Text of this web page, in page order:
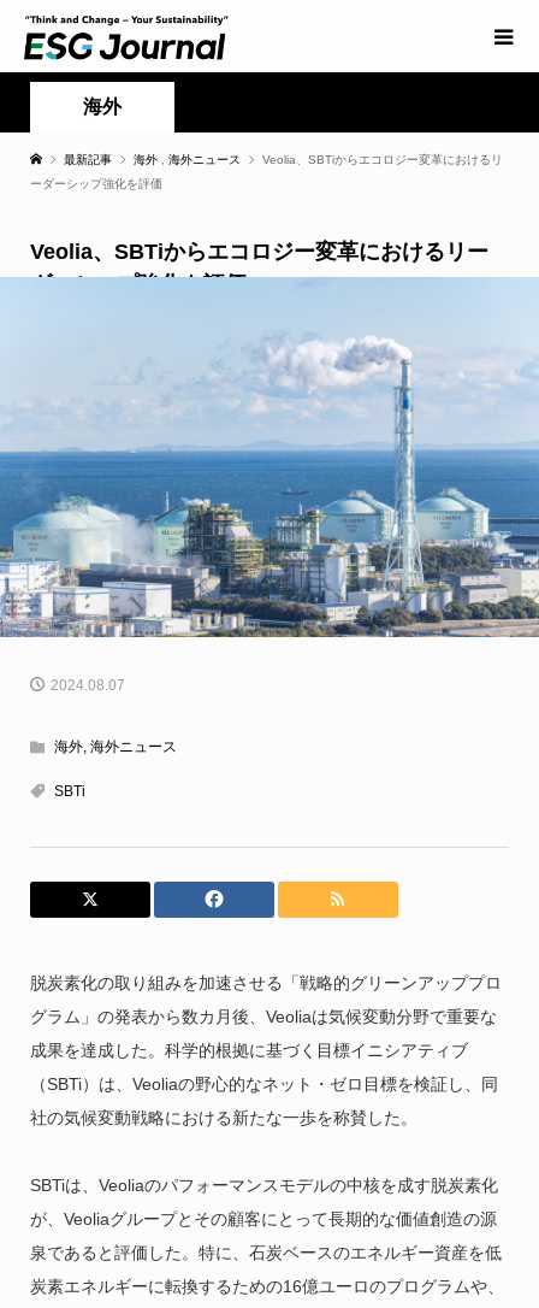
海外
最新記事 海外 海外ニュース
Veolia、SBTiからエコロジー変革におけるリ
ーダーシップ強化を評価
Veolia、SBTiからエコロジー変革におけるリー
ダーシップ強化を評価
2024.08.07
海外, 海外ニュース
SBTi
脱炭素化の取り組みを加速させる「戦略的グリーンアッププロ
グラム」の発表から数カ月後、Veoliaは気候変動分野で重要な
成果を達成した。科学的根拠に基づく目標イニシアティブ
（SBTi）は、Veoliaの野心的なネット・ゼロ目標を検証し、同
社の気候変動戦略における新たな一歩を称賛した。
SBTiは、Veoliaのパフォーマンスモデルの中核を成す脱炭素化
が、Veoliaグループとその顧客にとって長期的な価値創造の源
泉であると評価した。特に、石炭ベースのエネルギー資産を低
炭素エネルギーに転換するための16億ユーロのプログラムや、